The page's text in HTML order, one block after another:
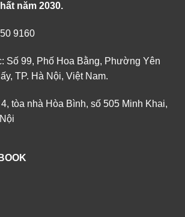
năm 2030.
9160
Số 99, Phố Hoa Bằng, Phường Yên
TP. Hà Nội, Việt Nam.
tòa nhà Hòa Bình, số 505 Minh Khai,